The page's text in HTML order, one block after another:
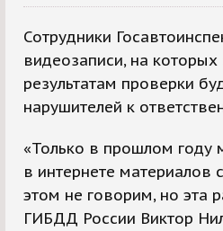
Сотрудники
видеозаписи, на
результатам проверки
нарушителей к
«Только в прошлом году
в интернете
этом не говорим, но эта
ГИБДД России Виктор